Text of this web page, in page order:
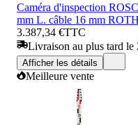
Caméra d'inspection
mm L. câble 16 mm
3.387,34 €TTC
Livraison au plus tard le
Afficher les détails
Meilleure vente